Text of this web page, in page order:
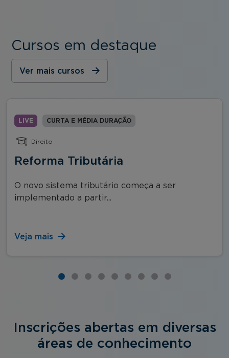
Cursos em destaque
Ver mais cursos
LIVE CURTA E MÉDIA DURAÇÃO
Direito
Reforma Tributária
O novo sistema tributário começa a ser
implementado a partir...
Veja mais
Inscrições abertas em diversas
áreas de conhecimento